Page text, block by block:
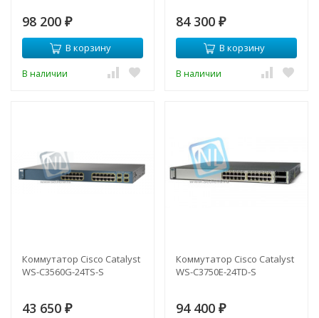
98 200 ₽
В корзину
В наличии
84 300 ₽
В корзину
В наличии
Коммутатор Cisco Catalyst
WS-C3560G-24TS-S
43 650 ₽
Коммутатор Cisco Catalyst
WS-C3750E-24TD-S
94 400 ₽